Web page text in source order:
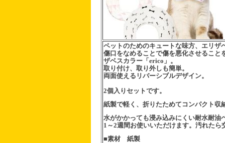
ペットのためのキュートな味方、エリザ
傷口をなめることで傷を悪化させること
ザベスカラー「erico」。
取り付け、取り外しも簡単。
両面使えるリバーシブルデザイン。
2個入りセットです。
紙製で軽く、折りたためてコンパクト収
水がかかっても浸み込みにくい耐水耐油
1～2週間お使いいただけます。汚れたら
■素材 紙製